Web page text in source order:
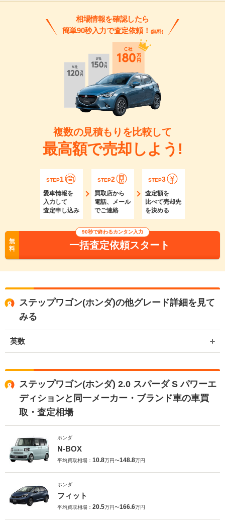
相場情報を確認したら
簡単90秒入力で査定依頼！ (無料)
複数の見積もりを比較して
最高額で売却しよう!
STEP1
愛車情報を
入力して
査定申し込み
STEP2
買取店から
電話、メール
でご連絡
STEP3
査定額を
比べて売却先
を決める
無
料
90秒で終わるカンタン入力
一括査定依頼スタート
ステップワゴン(ホンダ)の他グレード詳細を見て
みる
英数
ステップワゴン(ホンダ) 2.0 スパーダ S パワーエ
ディションと同一メーカー・ブランド車の車買
取・査定相場
ホンダ
N-BOX
平均買取相場： 10.8万円〜148.8万円
ホンダ
フィット
平均買取相場： 20.5万円〜166.6万円